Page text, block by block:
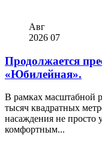
Авг
2026 07
Продолжается
«Юбилейная».
В рамках масштабной
тысяч квадратных
насаждения не просто
комфортным...